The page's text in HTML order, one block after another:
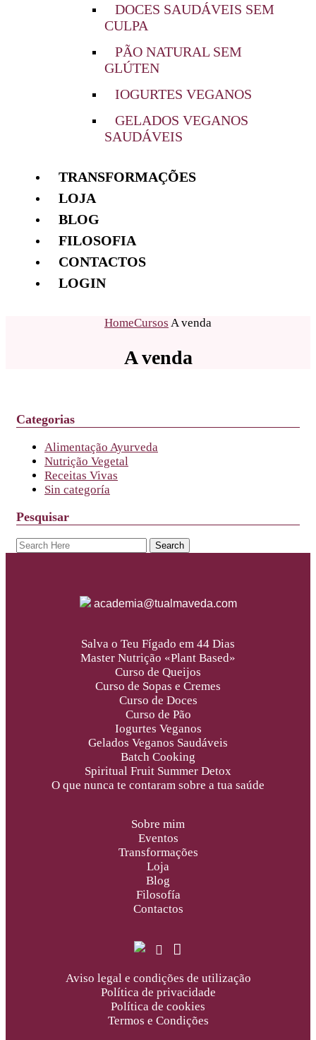
DOCES SAUDÁVEIS SEM
CULPA
PÃO NATURAL SEM
GLÚTEN
IOGURTES VEGANOS
GELADOS VEGANOS
SAUDÁVEIS
TRANSFORMAÇÕES
LOJA
BLOG
FILOSOFIA
CONTACTOS
LOGIN
HomeCursos A venda
A venda
Categorias
Alimentação Ayurveda
Nutrição Vegetal
Receitas Vivas
Sin categoría
Pesquisar
academia@tualmaveda.com
Salva o Teu Fígado em 44 Dias
Master Nutrição «Plant Based»
Curso de Queijos
Curso de Sopas e Cremes
Curso de Doces
Curso de Pão
Iogurtes Veganos
Gelados Veganos Saudáveis
Batch Cooking
Spiritual Fruit Summer Detox
O que nunca te contaram sobre a tua saúde
Sobre mim
Eventos
Transformações
Loja
Blog
Filosofía
Contactos
Aviso legal e condições de utilização
Política de privacidade
Política de cookies
Termos e Condições